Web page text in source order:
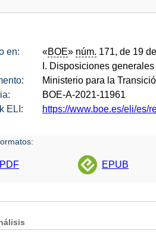
en: «BOE» núm. 171, de 19
I. Disposiciones generales
Ministerio para la
BOE-A-2021-11961
ELI:
https://www.boe.es/eli/es/
PDF EPUB